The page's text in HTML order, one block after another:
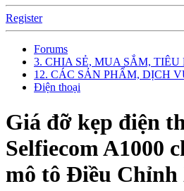
Register
Forums
3. CHIA SẺ, MUA SẮM, TIÊU
12. CÁC SẢN PHẨM, DỊCH
Điện thoại
Giá đỡ kẹp điện
Selfiecom A1000
mô tô Điều Chỉnh